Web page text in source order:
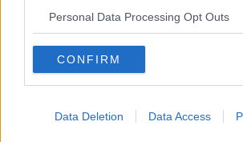
Personal Data Processing Opt Outs
CONFIRM
Data Deletion Data Access
​I soliti noti
​Vaccine Easing
No profit
Dragonheart